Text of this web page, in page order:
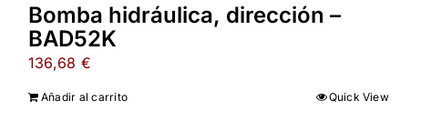
Bomba hidráulica, dirección –
BAD52K
136,68 €
Añadir al carrito Quick View